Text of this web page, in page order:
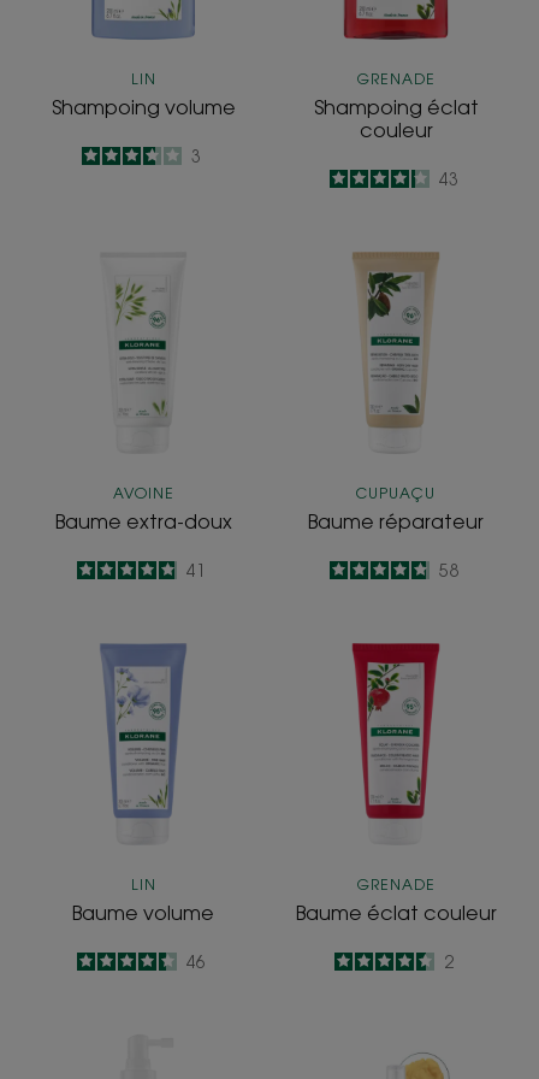
LIN
Shampoing volume
3.7
/
5
3
GRENADE
Shampoing éclat
couleur
4.2
/
5
43
doux
AVOINE
Baume extra-doux
4.9
/
5
41
Baume
réparateur
CUPUAÇU
Baume réparateur
4.8
/
5
58
Baume
volume
LIN
Baume volume
4.4
/
5
46
Baume
éclat
couleur
GRENADE
Baume éclat couleur
4.5
/
5
2
nutrition